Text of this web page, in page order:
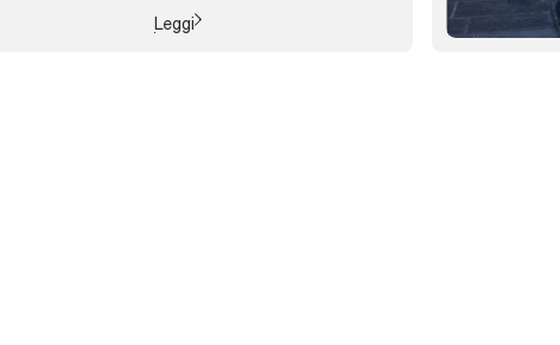
energia elettrica, rappresenta la ...
Leggi